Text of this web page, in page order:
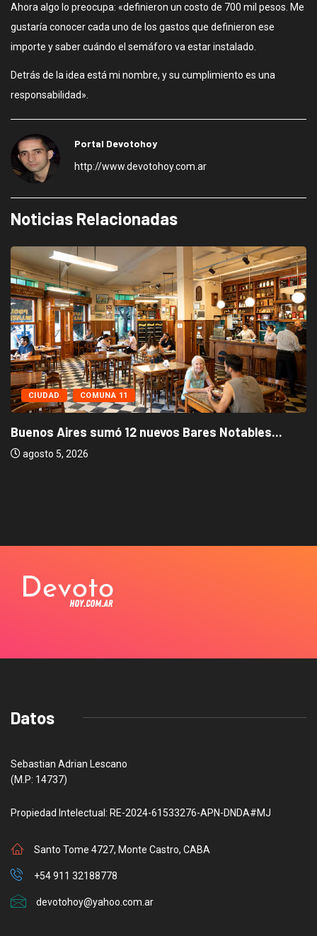
Ahora algo lo preocupa: «definieron un costo de 700 mil pesos. Me
gustaría conocer cada uno de los gastos que definieron ese
importe y saber cuándo el semáforo va estar instalado.
Detrás de la idea está mi nombre, y su cumplimiento es una
responsabilidad».
Portal Devotohoy
http://www.devotohoy.com.ar
Noticias Relacionadas
CIUDAD COMUNA 11
Buenos Aires sumó 12 nuevos Bares Notables...
agosto 5, 2026
Datos
Sebastian Adrian Lescano
(M.P: 14737)
Propiedad Intelectual: RE-2024-61533276-APN-DNDA#MJ
Santo Tome 4727, Monte Castro, CABA
+54 911 32188778
devotohoy@yahoo.com.ar